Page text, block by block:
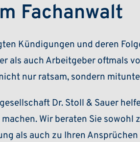
Fachanwalt
Kündigungen und deren
als auch Arbeitgeber oftmals
nur ratsam, sondern
Dr. Stoll & Sauer
Wir beraten Sie sowohl
als auch zu Ihren